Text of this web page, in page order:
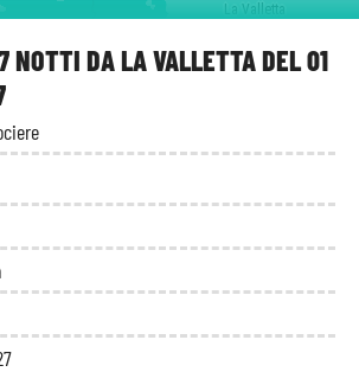
NOTTI DA LA VALLETTA DEL 01
La Valletta